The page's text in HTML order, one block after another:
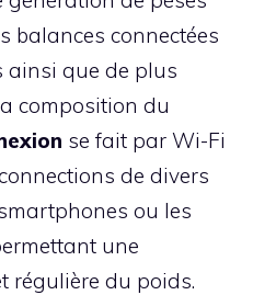
balances connectées
que de plus
composition du
se fait par Wi-Fi
de divers
ou les
une
régulière du poids.